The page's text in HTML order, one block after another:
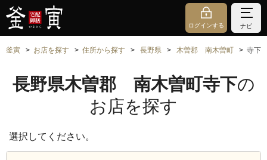
ログインする ナビ
釜寅 お店を探す 住所から探す 長野県 木曽郡 南木曽町 寺下
長野県木曽郡 南木曽町寺下の
お店を探す
選択してください。